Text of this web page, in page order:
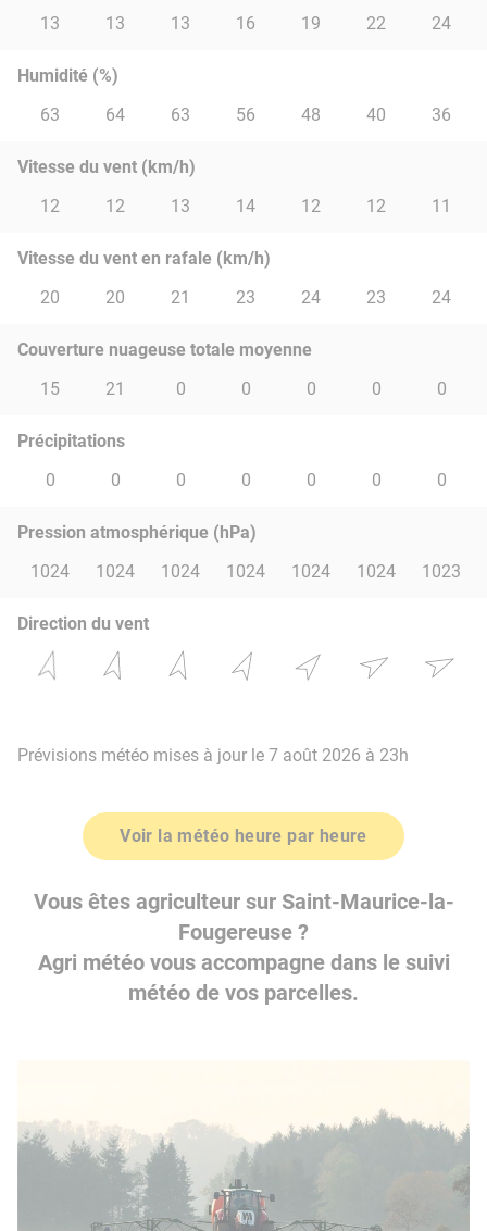
13
13 13 16 19 22 24
Humidité (%)
63
64 63 56 48 40 36
Vitesse du vent (km/h)
12
12 13 14 12 12 11
Vitesse du vent en rafale (km/h)
20
20 21 23 24 23 24
Couverture nuageuse totale moyenne
15
21 0 0 0 0 0
Précipitations
0
0 0 0 0 0 0
Pression atmosphérique (hPa)
1024
1024 1024 1024 1024 1024 1023
Direction du vent
Prévisions météo mises à jour le 7 août 2026 à 23h
Voir la météo heure par heure
Vous êtes agriculteur sur Saint-Maurice-la-
Fougereuse ?
Agri météo vous accompagne dans le suivi
météo de vos parcelles.